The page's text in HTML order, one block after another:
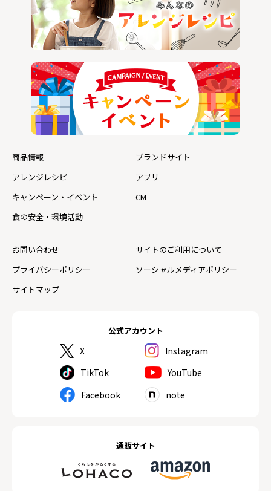
公式アカウント
X
Instagram
TikTok
YouTube
Facebook
note
通販サイト
商品情報
ブランドサイト
アレンジレシピ
アプリ
キャンペーン・イベント
CM
食の安全・環境活動
お問い合わせ
サイトのご利用について
プライバシーポリシー
ソーシャルメディアポリシー
サイトマップ